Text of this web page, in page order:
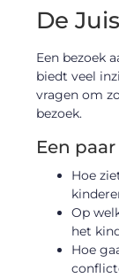
De
Een bezoek
biedt veel
vragen om
bezoek.
Een
Hoe
Op
het
Hoe